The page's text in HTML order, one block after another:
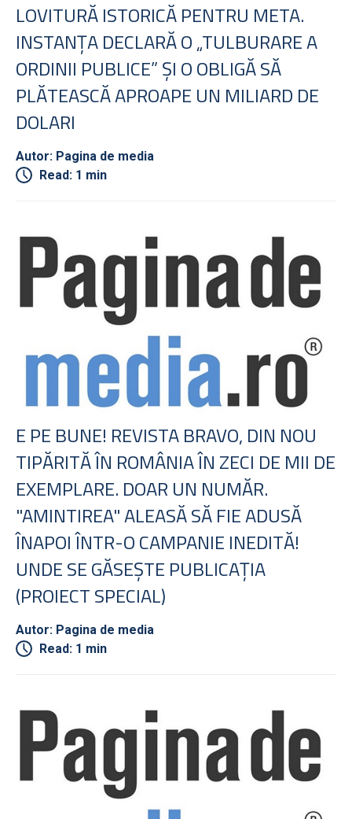
LOVITURĂ ISTORICĂ PENTRU META.
INSTANŢA DECLARĂ O „TULBURARE A
ORDINII PUBLICE” ŞI O OBLIGĂ SĂ
PLĂTEASCĂ APROAPE UN MILIARD DE
DOLARI
Autor: Pagina de media
Read: 1 min
E PE BUNE! REVISTA BRAVO, DIN NOU
TIPĂRITĂ ÎN ROMÂNIA ÎN ZECI DE MII DE
EXEMPLARE. DOAR UN NUMĂR.
"AMINTIREA" ALEASĂ SĂ FIE ADUSĂ
ÎNAPOI ÎNTR-O CAMPANIE INEDITĂ!
UNDE SE GĂSEŞTE PUBLICAŢIA
(PROIECT SPECIAL)
Autor: Pagina de media
Read: 1 min